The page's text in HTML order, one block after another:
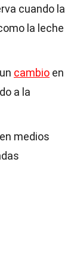
cuando la
la leche
cambio en
a la
medios